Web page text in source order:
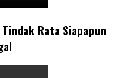
Rata Siapapun